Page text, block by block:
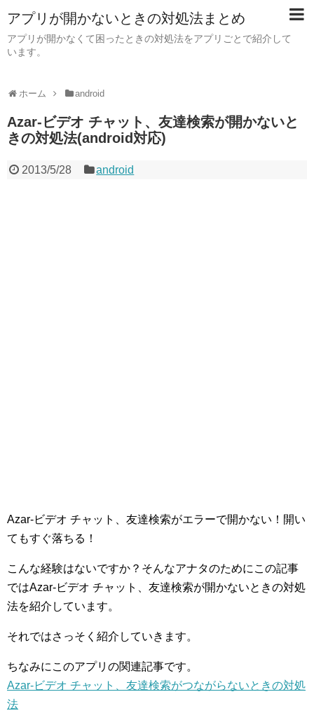
アプリが開かないときの対処法まとめ
アプリが開かなくて困ったときの対処法をアプリごとで紹介して
います。
ホーム android
Azar-ビデオ チャット、友達検索が開かないと
きの対処法(android対応)
2013/5/28 android
Azar-ビデオ チャット、友達検索がエラーで開かない！開い
てもすぐ落ちる！
こんな経験はないですか？そんなアナタのためにこの記事
ではAzar-ビデオ チャット、友達検索が開かないときの対処
法を紹介しています。
それではさっそく紹介していきます。
ちなみにこのアプリの関連記事です。
Azar-ビデオ チャット、友達検索がつながらないときの対処
法